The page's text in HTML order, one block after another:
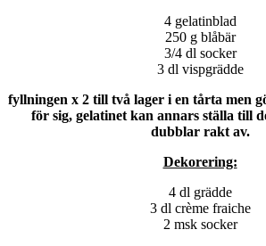
4 gelatinblad
250 g blåbär
3/4 dl socker
3 dl vispgrädde
fyllningen x 2 till två lager i en tårta men
för sig, gelatinet kan annars ställa till
dubblar rakt av.
Dekorering:
4 dl grädde
3 dl crème fraiche
2 msk socker